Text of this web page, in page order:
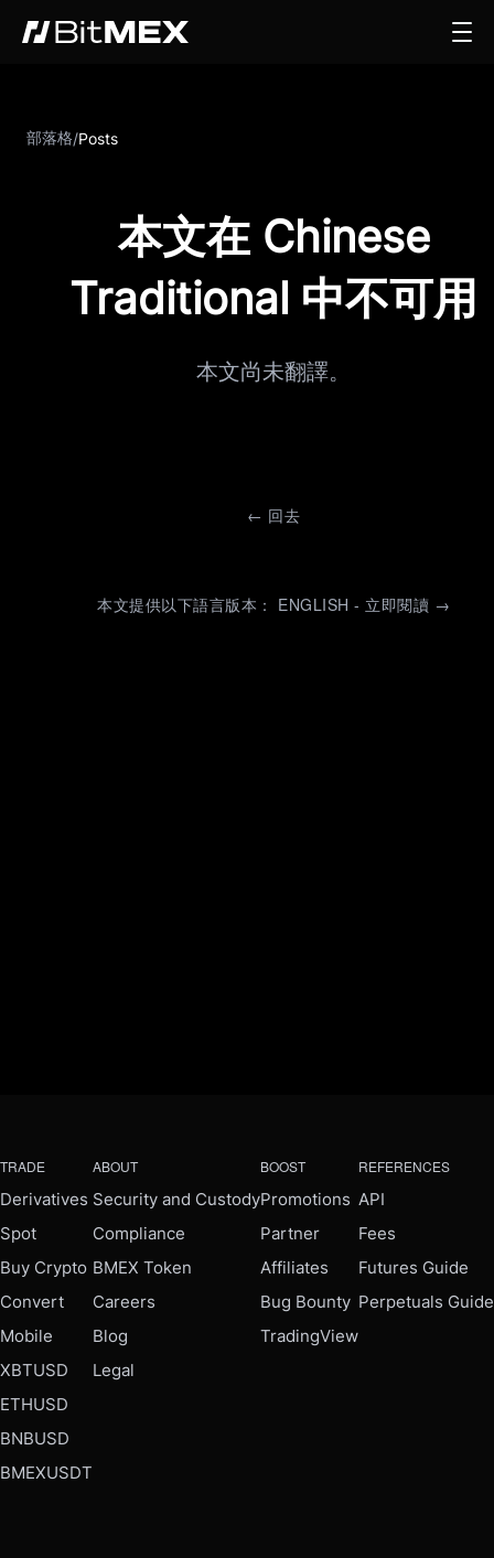
部落格/Posts
本文在 Chinese
Traditional 中不可用
本文尚未翻譯。
← 回去
本文提供以下語言版本： ENGLISH - 立即閱讀 →
TRADE
Derivatives
Spot
Buy Crypto
Convert
Mobile
XBTUSD
ETHUSD
BNBUSD
BMEXUSDT
ABOUT
Security and Custody
Compliance
BMEX Token
Careers
Blog
Legal
BOOST
Promotions
Partner
Affiliates
Bug Bounty
TradingView
REFERENCES
API
Fees
Futures Guide
Perpetuals Guide